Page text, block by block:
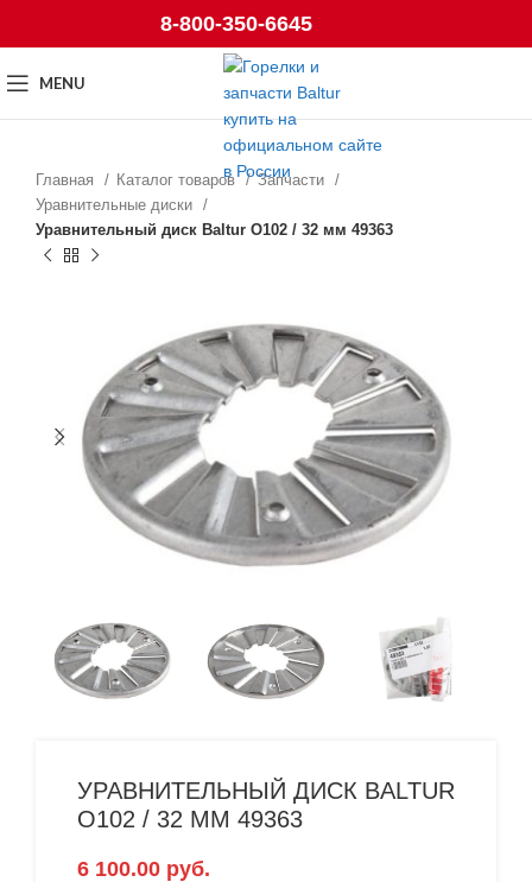
8-800-350-6645
MENU
Главная Каталог товаров
Запчасти
Уравнительные диски
Уравнительный диск Baltur O102 / 32 мм 49363
УРАВНИТЕЛЬНЫЙ ДИСК BALTUR
O102 / 32 ММ 49363
6 100.00 руб.